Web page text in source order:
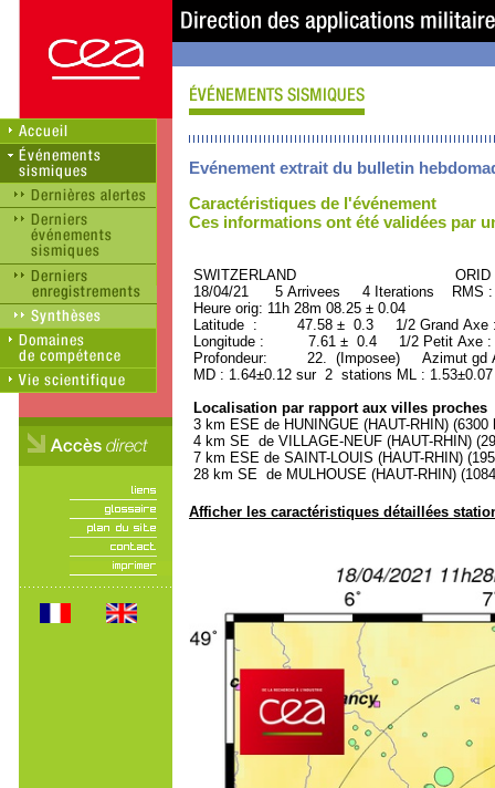
Evénement extrait du bulletin
Caractéristiques de l'événement
Ces informations ont été validées par
SWITZERLAND ORID :
18/04/21 5 Arrivees 4 Iterations RMS
Heure orig: 11h 28m 08.25 ± 0.04
Latitude : 47.58 ± 0.3 1/2 Grand
Longitude : 7.61 ± 0.4 1/2 Petit Axe
Profondeur: 22. (Imposee) Azimut gd
MD : 1.64±0.12 sur 2 stations ML :
Localisation par rapport aux villes proches
3 km ESE de HUNINGUE (HAUT-RHIN) (6300
4 km SE de VILLAGE-NEUF (HAUT-RHIN)
7 km ESE de SAINT-LOUIS (HAUT-RHIN)
28 km SE de MULHOUSE (HAUT-RHIN)
Afficher les caractéristiques détaillées